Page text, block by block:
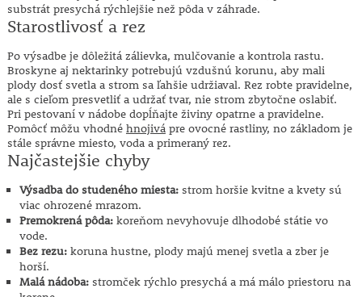
substrát presychá rýchlejšie než pôda v záhrade.
Starostlivosť a rez
Po výsadbe je dôležitá zálievka, mulčovanie a kontrola rastu.
Broskyne aj nektarinky potrebujú vzdušnú korunu, aby mali
plody dosť svetla a strom sa ľahšie udržiaval. Rez robte pravidelne,
ale s cieľom presvetliť a udržať tvar, nie strom zbytočne oslabiť.
Pri pestovaní v nádobe dopĺňajte živiny opatrne a pravidelne.
Pomôcť môžu vhodné hnojivápre ovocné rastliny, no základom je
stále správne miesto, voda a primeraný rez.
Najčastejšie chyby
Výsadba do studeného miesta:strom horšie kvitne a kvety sú
viac ohrozené mrazom.
Premokrená pôda:koreňom nevyhovuje dlhodobé státie vo
vode.
Bez rezu:koruna hustne, plody majú menej svetla a zber je
horší.
Malá nádoba:stromček rýchlo presychá a má málo priestoru na